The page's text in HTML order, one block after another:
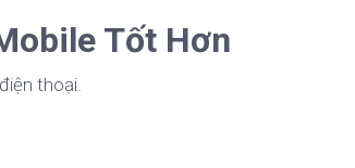
Tốt Hơn
thoại.